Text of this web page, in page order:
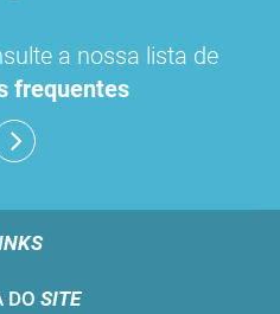
a nossa lista de
frequentes
DO SITE